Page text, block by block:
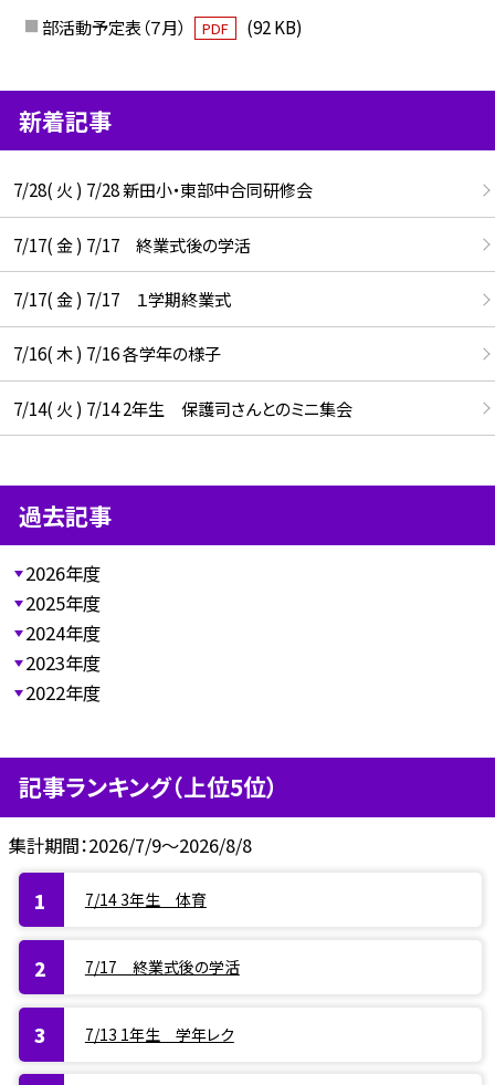
部活動予定表（７月）
PDF (92 KB)
新着記事
7/28( 火 ) 7/28 新田小・東部中合同研修会
7/17( 金 ) 7/17 終業式後の学活
7/17( 金 ) 7/17 １学期終業式
7/16( 木 ) 7/16 各学年の様子
7/14( 火 ) 7/14 2年生 保護司さんとのミニ集会
過去記事
2026年度
2025年度
2024年度
2023年度
2022年度
記事ランキング（上位5位）
集計期間：2026/7/9～2026/8/8
7/14 3年生 体育
7/17 終業式後の学活
7/13 1年生 学年レク